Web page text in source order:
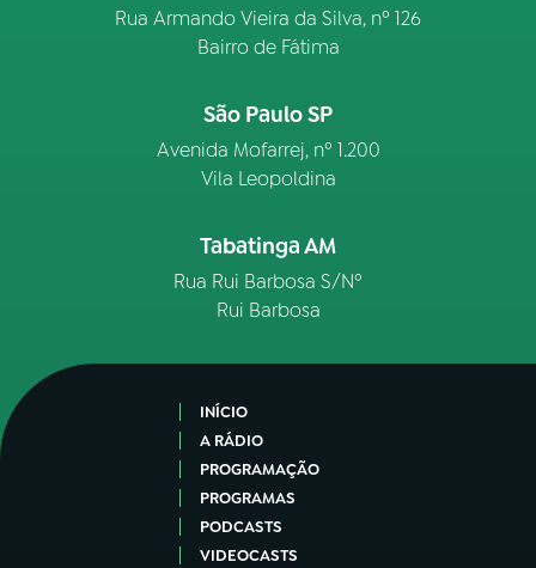
Rua Armando Vieira da Silva, nº 126
Bairro de Fátima
São Paulo SP
Avenida Mofarrej, nº 1.200
Vila Leopoldina
Tabatinga AM
Rua Rui Barbosa S/Nº
Rui Barbosa
INÍCIO
A RÁDIO
PROGRAMAÇÃO
PROGRAMAS
PODCASTS
VIDEOCASTS